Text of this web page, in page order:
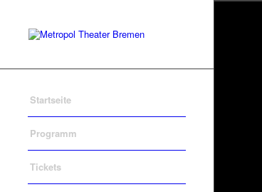
Startseite
Programm
Tickets